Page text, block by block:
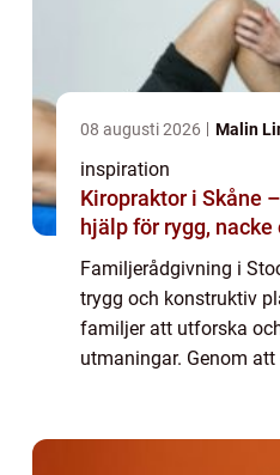
08 augusti 2026 Malin
inspiration
Kiropraktor i Skåne
hjälp för rygg, nacke
Familjerådgivning i
trygg och konstruktiv
familjer att utforska
utmaningar. Genom